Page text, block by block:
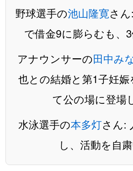
野球選手の池山隆寛さ
で借金9に膨らむも、
アナウンサーの田中み
也との結婚と第1子妊
て公の場に登場
水泳選手の本多灯さん:
し、活動を自